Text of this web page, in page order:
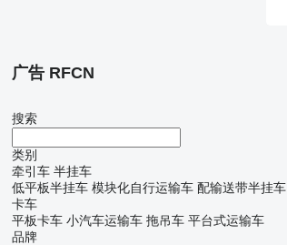
广告 RFCN
搜索
类别
牵引车 半挂车
低平板半挂车 模块化自行运输车 配输送带半挂车
卡车
平板卡车 小汽车运输车 拖吊车 平台式运输车
品牌